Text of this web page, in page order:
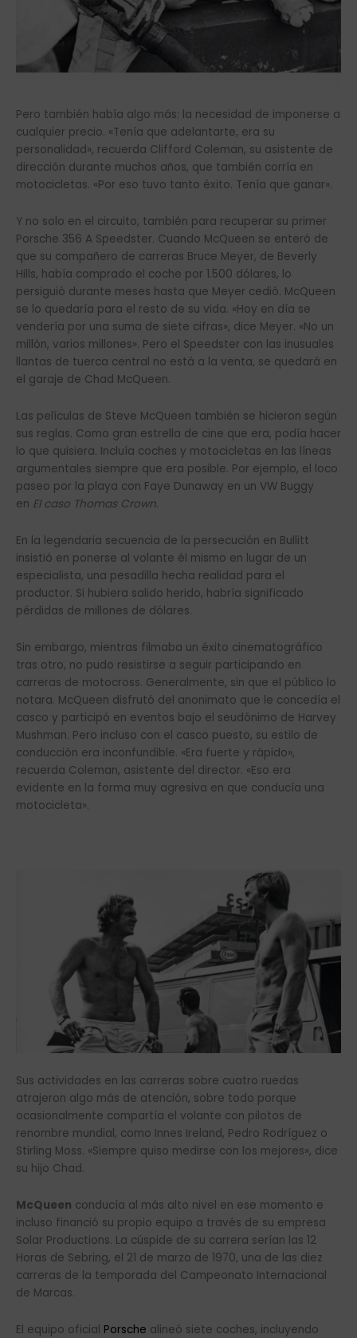
Pero también había algo más: la necesidad de imponerse a
cualquier precio. «Tenía que adelantarte, era su
personalidad», recuerda Clifford Coleman, su asistente de
dirección durante muchos años, que también corría en
motocicletas. «Por eso tuvo tanto éxito. Tenía que ganar».
Y no solo en el circuito, también para recuperar su primer
Porsche 356 A Speedster. Cuando McQueen se enteró de
que su compañero de carreras Bruce Meyer, de Beverly
Hills, había comprado el coche por 1.500 dólares, lo
persiguió durante meses hasta que Meyer cedió. McQueen
se lo quedaría para el resto de su vida. «Hoy en día se
vendería por una suma de siete cifras», dice Meyer. «No un
millón, varios millones». Pero el Speedster con las inusuales
llantas de tuerca central no está a la venta, se quedará en
el garaje de Chad McQueen.
Las películas de Steve McQueen también se hicieron según
sus reglas. Como gran estrella de cine que era, podía hacer
lo que quisiera. Incluía coches y motocicletas en las líneas
argumentales siempre que era posible. Por ejemplo, el loco
paseo por la playa con Faye Dunaway en un VW Buggy
en El caso Thomas Crown.
En la legendaria secuencia de la persecución en Bullitt
insistió en ponerse al volante él mismo en lugar de un
especialista, una pesadilla hecha realidad para el
productor. Si hubiera salido herido, habría significado
pérdidas de millones de dólares.
Sin embargo, mientras filmaba un éxito cinematográfico
tras otro, no pudo resistirse a seguir participando en
carreras de motocross. Generalmente, sin que el público lo
notara. McQueen disfrutó del anonimato que le concedía el
casco y participó en eventos bajo el seudónimo de Harvey
Mushman. Pero incluso con el casco puesto, su estilo de
conducción era inconfundible. «Era fuerte y rápido»,
recuerda Coleman, asistente del director. «Eso era
evidente en la forma muy agresiva en que conducía una
motocicleta».
Sus actividades en las carreras sobre cuatro ruedas
atrajeron algo más de atención, sobre todo porque
ocasionalmente compartía el volante con pilotos de
renombre mundial, como Innes Ireland, Pedro Rodríguez o
Stirling Moss. «Siempre quiso medirse con los mejores», dice
su hijo Chad.
McQueen conducía al más alto nivel en ese momento e
incluso financió su propio equipo a través de su empresa
Solar Productions. La cúspide de su carrera serían las 12
Horas de Sebring, el 21 de marzo de 1970, una de las diez
carreras de la temporada del Campeonato Internacional
de Marcas.
El equipo oficial Porsche alineó siete coches, incluyendo